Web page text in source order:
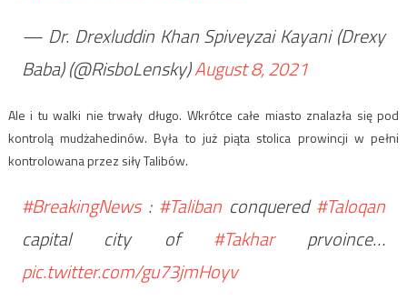
— Dr. Drexluddin Khan Spiveyzai Kayani (Drexy
Baba) (@RisboLensky)August 8, 2021
Ale i tu walki nie trwały długo. Wkrótce całe miasto znalazła się pod
kontrolą mudżahedinów. Była to już piąta stolica prowincji w pełni
kontrolowana przez siły Talibów.
#BreakingNews: #Taliban conquered#Taloqan
capital city of #Takharprvoince…
pic.twitter.com/gu73jmHoyv